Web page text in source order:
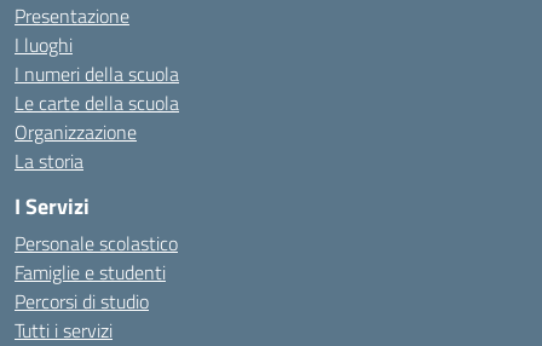
Presentazione
I luoghi
I numeri della scuola
Le carte della scuola
Organizzazione
La storia
I Servizi
Personale scolastico
Famiglie e studenti
Percorsi di studio
Tutti i servizi